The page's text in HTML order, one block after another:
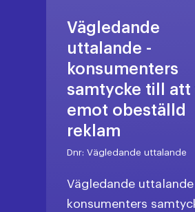
Vägledande
uttalande -
konsumenters
samtycke till att
emot obeställd
reklam
Dnr:Vägledande uttalande
Vägledande uttalande
konsumenters